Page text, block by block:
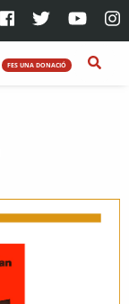
FES UNA DONACIÓ